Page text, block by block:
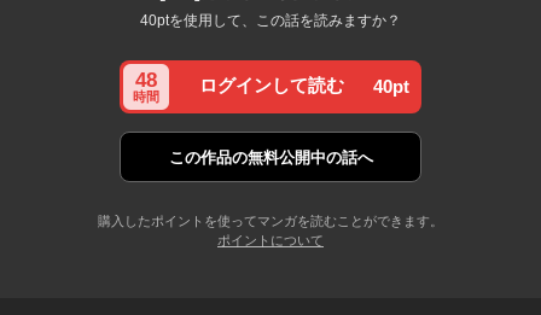
40ptを使用して、この話を読みますか？
48
時間
ログインして読む 40pt
この作品の無料公開中の話へ
購入したポイントを使ってマンガを読むことができます。
ポイントについて